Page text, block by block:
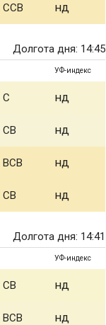
ССВ нд
Долгота дня: 14:45
УФ-индекс
С нд
СВ нд
ВСВ нд
СВ нд
Долгота дня: 14:41
УФ-индекс
СВ нд
ВСВ нд